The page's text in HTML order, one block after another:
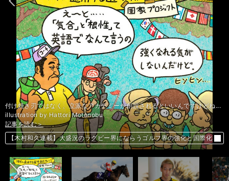
バ
付け焼き刃ではなく、立派なアカデミーが創設されるといいんですけどね...
illustration by Hattori Motonobu
記事を読む＞
【木村和久連載】大盛況のラグビー界にならうゴルフ界の強化と国際化
記事を読む＞
マイルCSはディープ産駒２頭に期待。「過去最強」マイラーが本領発揮
する
記事を読む＞
本田圭佑、五輪へあらためて意欲。Ｕー22日本代表にはオランダ組多数
記事を読む＞
赤星憲広が阪神に働き方改革を提言。多忙なリリーフ陣に「有給休暇を」
前へ